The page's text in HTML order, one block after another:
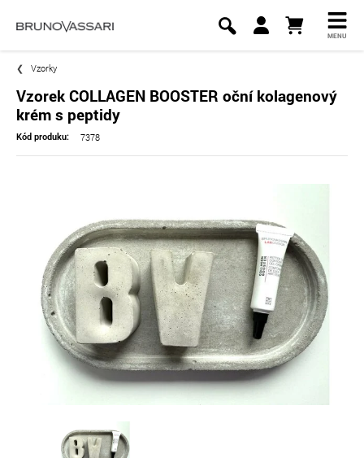
MENU
Vzorky
Vzorek COLLAGEN BOOSTER oční kolagenový
krém s peptidy
Kód produku: 7378